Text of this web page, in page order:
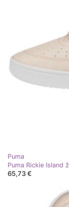
Puma
Puma Rickie Island
65,73 €